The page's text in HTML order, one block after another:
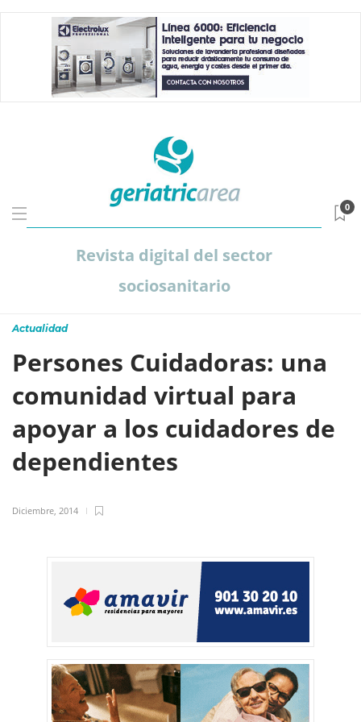
Revista digital del sector
sociosanitario
0
Actualidad
Persones Cuidadoras: una
comunidad virtual para
apoyar a los cuidadores de
dependientes
Diciembre, 2014